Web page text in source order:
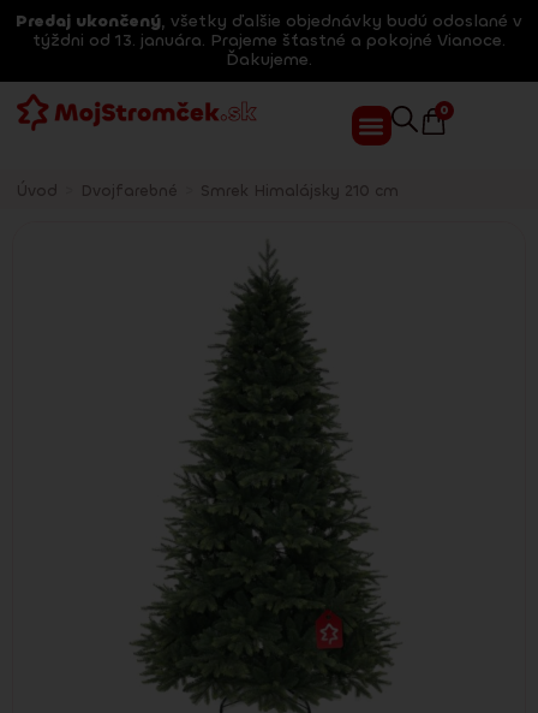
Predaj ukončený, všetky ďalšie objednávky budú odoslané v
týždni od 13. januára. Prajeme šťastné a pokojné Vianoce.
Ďakujeme.
0
Úvod Dvojfarebné Smrek Himalájsky 210 cm